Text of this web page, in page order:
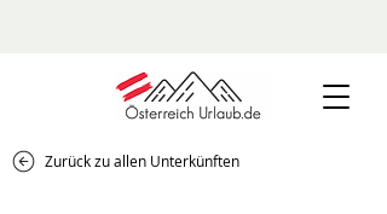
Zurück zu allen Unterkünften